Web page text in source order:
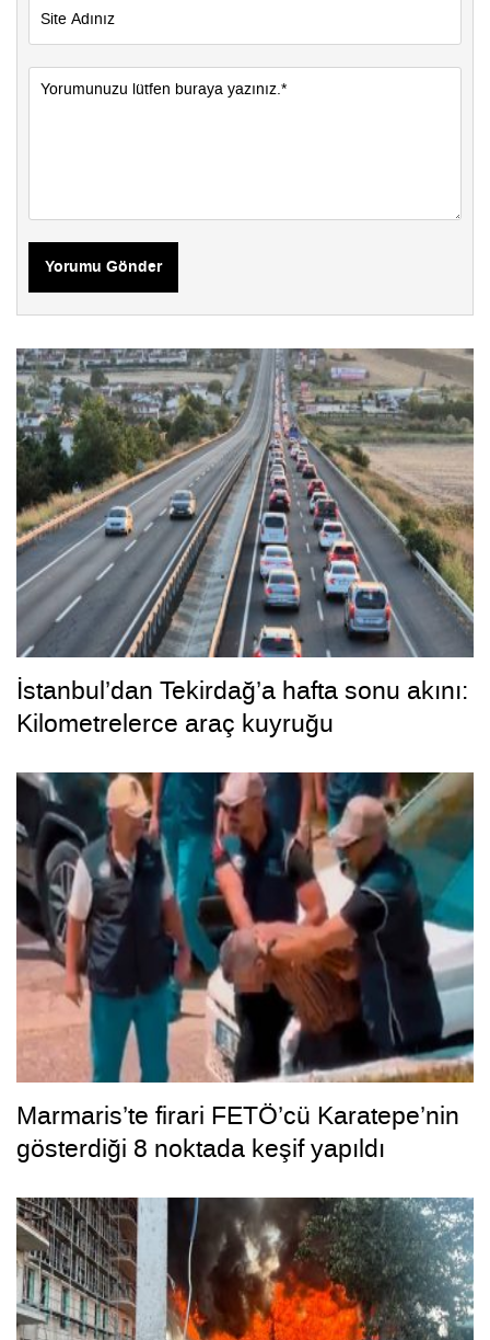
Yorumu Gönder
İstanbul’dan Tekirdağ’a hafta sonu akını:
Kilometrelerce araç kuyruğu
Marmaris’te firari FETÖ’cü Karatepe’nin
gösterdiği 8 noktada keşif yapıldı